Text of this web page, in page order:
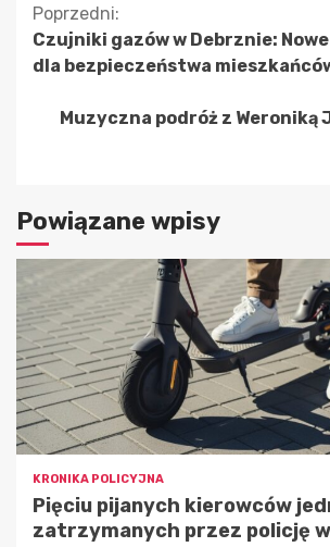
Kontynuuj
czytanie
Poprzedni:
Czujniki gazów w Debrznie:
dla bezpieczeństwa
Muzyczna podróż z Weroniką
Powiązane wpisy
KRONIKA POLICYJNA
Pięciu pijanych kierowców
zatrzymanych przez policję